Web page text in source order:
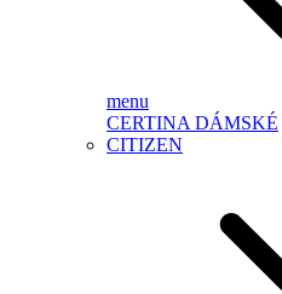
menu
CERTINA DÁMSKÉ
CITIZEN